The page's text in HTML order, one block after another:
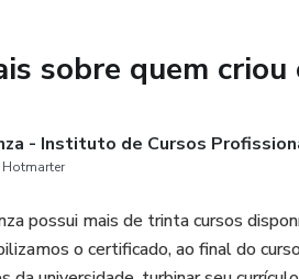
sobre quem
- Instituto de Cursos
possui mais de trinta cursos
o certificado, ao final do